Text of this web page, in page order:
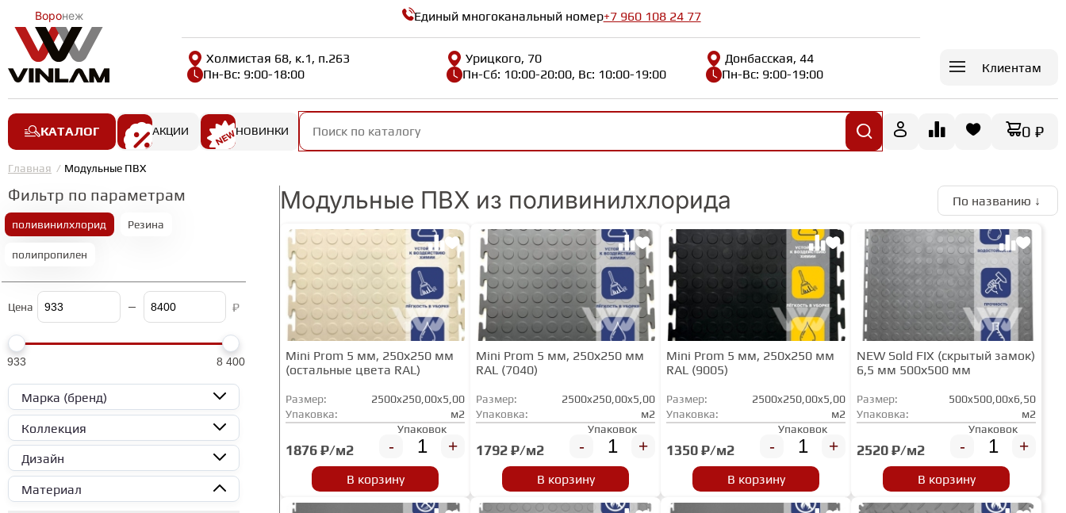
Воронеж Единый многоканальный номер+7 960 108 24 77
Холмистая 68, к.1, п.263
Пн-Вс: 9:00-18:00
Урицкого, 70
Пн-Сб: 10:00-20:00, Вс: 10:00-19:00
Донбасская, 44
Пн-Вс: 9:00-19:00
Клиентам
КАТАЛОГ АКЦИИ НОВИНКИ 0 ₽
Главная Модульные ПВХ
Фильтр по параметрам
поливинилхлорид Резина
полипропилен
Цена ₽
933 8 400
Марка (бренд)
Коллекция
Дизайн
Материал
Модульные ПВХ из поливинилхлорида По названию ↓
Mini Prom 5 мм, 250х250 мм
(остальные цвета RAL)
Размер:
2500x250,00x5,00
Упаковка:
м2
1876 ₽/м2
Упаковок
- +
В корзину
Mini Prom 5 мм, 250х250 мм
RAL (7040)
Размер:
2500x250,00x5,00
Упаковка:
м2
1792 ₽/м2
Упаковок
- +
В корзину
Mini Prom 5 мм, 250х250 мм
RAL (9005)
Размер:
2500x250,00x5,00
Упаковка:
м2
1350 ₽/м2
Упаковок
- +
В корзину
NEW Sold FIX (скрытый замок)
6,5 мм 500х500 мм
Размер:
500x500,00x6,50
Упаковка:
м2
2520 ₽/м2
Упаковок
- +
В корзину